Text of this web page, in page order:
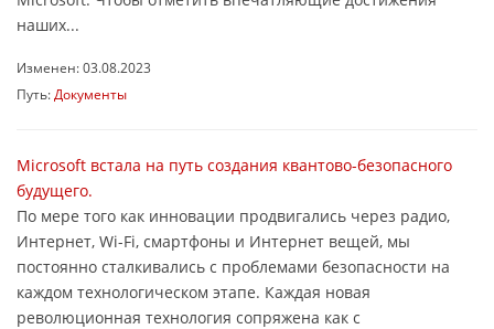
наших...
Изменен: 03.08.2023
Путь: Документы
Microsoft встала на путь создания квантово-безопасного
будущего.
По мере того как инновации продвигались через радио,
Интернет, Wi-Fi, смартфоны и Интернет вещей, мы
постоянно сталкивались с проблемами безопасности на
каждом технологическом этапе. Каждая новая
революционная технология сопряжена как с